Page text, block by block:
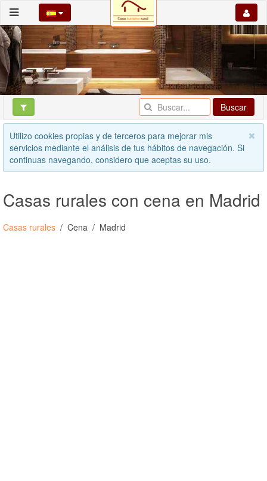
Buscar
Utilizo cookies propias y de terceros para mejorar mis
servicios mediante el análisis de tus hábitos de navegación. Si
continuas navegando, considero que aceptas su uso.
Casas rurales con cena en Madrid
Casas rurales Cena Madrid